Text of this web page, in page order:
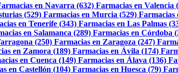
en Navarra (632) Farmacias en Valencia
(529) Farmacias en Murcia (529) Farmacias
en Tenerife (343) Farmacias en Las Palmas
en Salamanca (289) Farmacias en Córdoba
(250) Farmacias en Zaragoza (247)
en Zamora (189) Farmacias en Ávila (174)
en Cuenca (149) Farmacias en Álava (136)
en Castellón (104) Farmacias en Huesca (79)